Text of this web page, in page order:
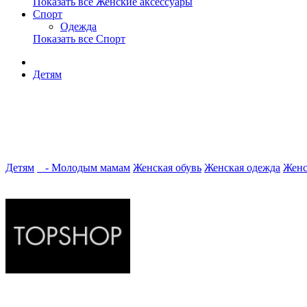
Спорт
Одежда
Показать все Спорт
Детям
Детям - Молодым мамам Женская обувь Женская одежда